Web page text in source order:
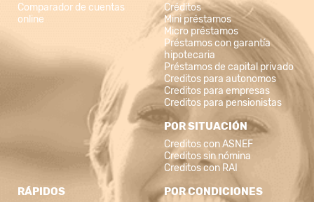
Comparador de cuentas
online
Créditos
Mini préstamos
Micro préstamos
Préstamos con garantía
hipotecaria
Préstamos de capital privado
Creditos para autonomos
Creditos para empresas
Creditos para pensionistas
POR SITUACIÓN
Creditos con ASNEF
Creditos sin nómina
Creditos con RAI
RÁPIDOS POR CONDICIONES